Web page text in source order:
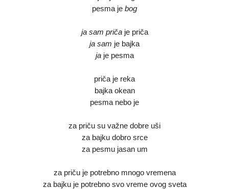
pesma je bog
ja sam priča je priča
ja sam je bajka
jaje pesma
priča je reka
bajka okean
pesma nebo je
za priču su važne dobre uši
za bajku dobro srce
za pesmu jasan um
za priču je potrebno mnogo vremena
za bajku je potrebno svo vreme ovog sveta